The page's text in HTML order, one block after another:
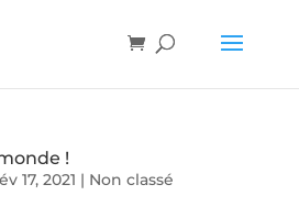
!
17, 2021 | Non classé